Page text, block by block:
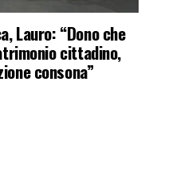
Lauro: “Dono che
cittadino,
consona”